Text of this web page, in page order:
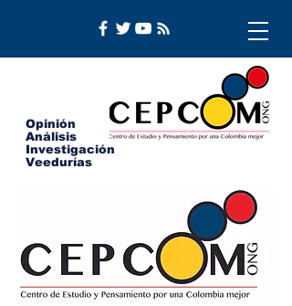
Opinión
Análisis
Investigación
Veedurías